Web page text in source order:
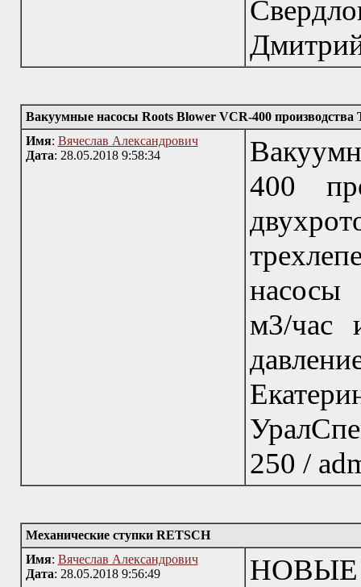
Вакуумные насосы Roots Blower VCR-400 производства
Имя: Вячеслав Александрович
Дата: 28.05.2018 9:58:34
400
насосы
м3/час
250 /
Механические ступки RETSCH
Имя: Вячеслав Александрович
Дата: 28.05.2018 9:56:49
НОВЫЕ